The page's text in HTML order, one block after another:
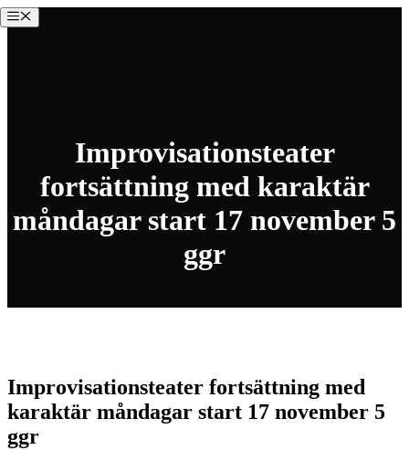
Hoppa
till
Meny
Improvisationsteater
fortsättning med karaktär
måndagar start 17 november 5
ggr
Improvisationsteater fortsättning med
karaktär måndagar start 17 november 5
ggr